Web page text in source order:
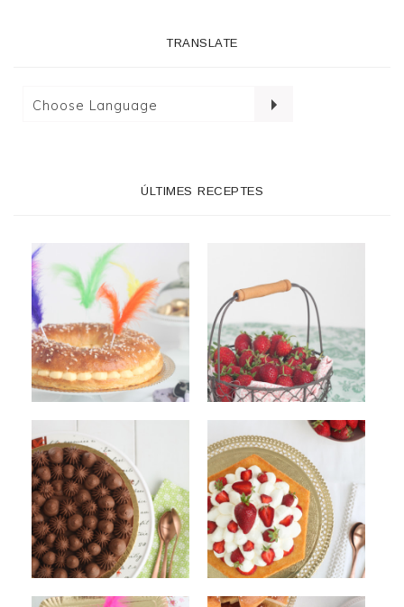
TRANSLATE
ÚLTIMES RECEPTES